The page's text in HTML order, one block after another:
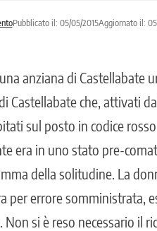
Pubblicato il: 05/05/2015Aggiornato il:
anziana di Castellabate
Castellabate che, attivati
sul posto in codice
era in uno stato pre-
della solitudine. La
per errore somministrata,
si è reso necessario il